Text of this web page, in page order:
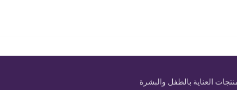
العناية بالطفل والبشرة